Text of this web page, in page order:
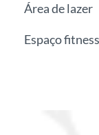
Área de lazer
Espaço fitness